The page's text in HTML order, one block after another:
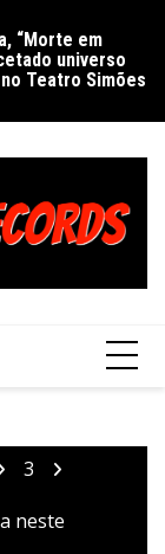
“Morte em
universo
Teatro Simões
3
neste